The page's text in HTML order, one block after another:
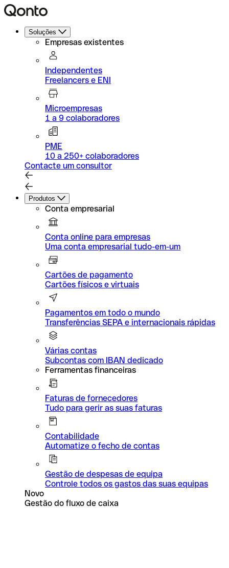
Soluções
Empresas existentes
Independentes
Freelancers e ENI
Microempresas
1 a 9 colaboradores
PME
10 a 250+ colaboradores
Contacte um consultor
Produtos
Conta empresarial
Conta online para empresas
Uma conta empresarial tudo-em-um
Cartões de pagamento
Cartões físicos e virtuais
Pagamentos em todo o mundo
Transferências SEPA e internacionais rápidas
Várias contas
Subcontas com IBAN dedicado
Ferramentas financeiras
Faturas de fornecedores
Tudo para gerir as suas faturas
Contabilidade
Automatize o fecho de contas
Gestão de despesas de equipa
Controle todos os gastos das suas equipas
Novo
Gestão do fluxo de caixa